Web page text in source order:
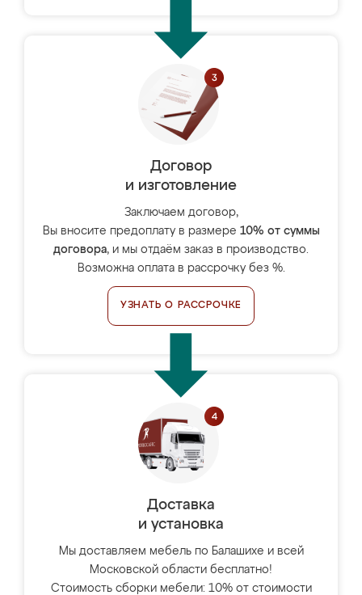
Договор
и изготовление
Заключаем договор,
Вы вносите предоплату в размере 10% от суммы
договора, и мы отдаём заказ в производство.
Возможна оплата в рассрочку без %.
УЗНАТЬ О РАССРОЧКЕ
Доставка
и установка
Мы доставляем мебель по Балашихе и всей
Московской области бесплатно!
Стоимость сборки мебели: 10% от стоимости